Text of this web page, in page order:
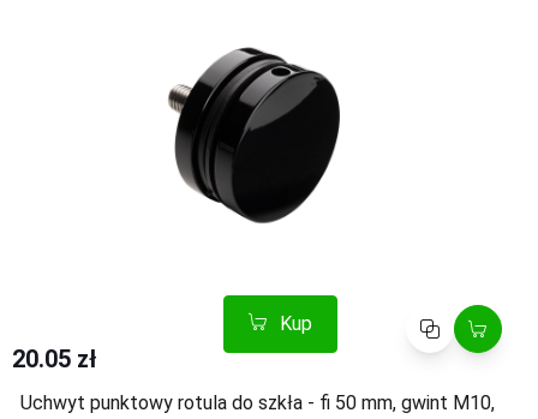
Kup Porównaj
20.05 zł
Uchwyt punktowy rotula do szkła - fi 50 mm, gwint M10,